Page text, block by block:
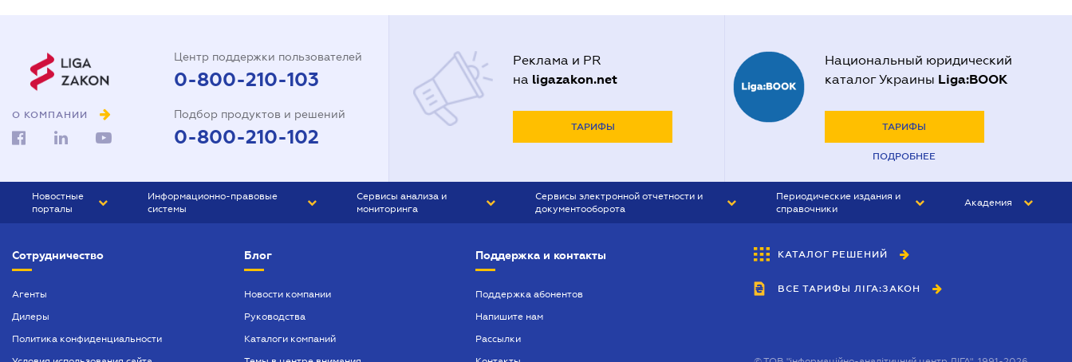
О КОМПАНИИ
Центр поддержки пользователей
0-800-210-103
Подбор продуктов и решений
0-800-210-102
Реклама и PR
на ligazakon.net
ТАРИФЫ
Национальный юридический
каталог Украины Liga:BOOK
ТАРИФЫ
ПОДРОБНЕЕ
Новостные
порталы
БИЗНЕС
Информационно-правовые
системы
БУХГАЛТЕР ПРОФ
ЮРИСТ ПРОФ
Сервисы анализа и
мониторинга
Сервисы электронной отчетности и
документооборота
Периодические издания и
справочники
БУХГАЛТЕР&ЗАКОН
ВЕСТНИК МСФО
Академия
Сотрудничество
Агенты
Дилеры
Политика конфиденциальности
Блог
Новости компании
Руководства
Каталоги компаний
Поддержка и контакты
Поддержка абонентов
Напишите нам
Рассылки
КАТАЛОГ РЕШЕНИЙ
ВСЕ ТАРИФЫ ЛІГА:ЗАКОН